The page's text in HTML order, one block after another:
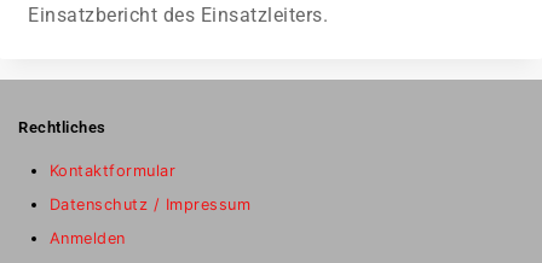
Einsatzbericht des Einsatzleiters.
Rechtliches
Kontaktformular
Datenschutz / Impressum
Anmelden